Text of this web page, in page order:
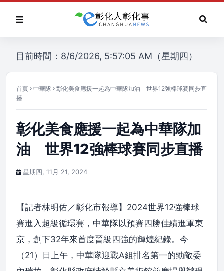
目前時間：8/6/2026, 5:57:05 AM（星期四）
首頁 中華隊
彰化美食應援一起為中華隊加油 世界12強棒球賽同步直
播
彰化美食應援一起為中華隊加
油 世界12強棒球賽同步直播
星期四, 11月 21, 2024
【記者林明佑／彰化市報導】2024世界12強棒球
賽進入超級循環賽，中華隊以預賽四勝佳績進軍東
京，創下32年來首度晉級四強的輝煌紀錄。今
（21）日上午，中華隊迎戰A組排名第一的勁敵委